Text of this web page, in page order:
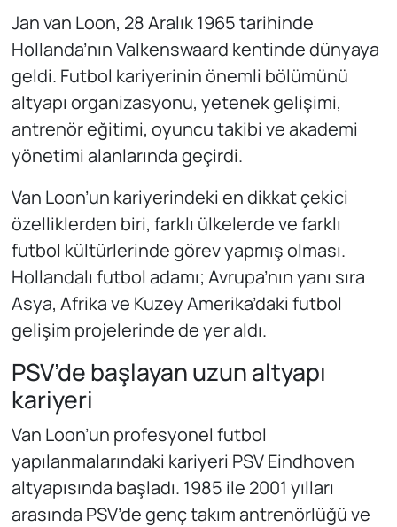
Jan van Loon, 28 Aralık 1965 tarihinde
Hollanda’nın Valkenswaard kentinde dünyaya
geldi. Futbol kariyerinin önemli bölümünü
altyapı organizasyonu, yetenek gelişimi,
antrenör eğitimi, oyuncu takibi ve akademi
yönetimi alanlarında geçirdi.
Van Loon’un kariyerindeki en dikkat çekici
özelliklerden biri, farklı ülkelerde ve farklı
futbol kültürlerinde görev yapmış olması.
Hollandalı futbol adamı; Avrupa’nın yanı sıra
Asya, Afrika ve Kuzey Amerika’daki futbol
gelişim projelerinde de yer aldı.
PSV’de başlayan uzun altyapı
kariyeri
Van Loon’un profesyonel futbol
yapılanmalarındaki kariyeri PSV Eindhoven
altyapısında başladı. 1985 ile 2001 yılları
arasında PSV’de genç takım antrenörlüğü ve